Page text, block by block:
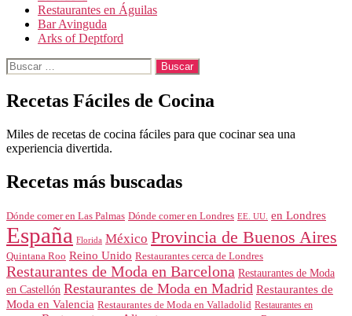
Restaurantes en Águilas
Bar Avinguda
Arks of Deptford
Buscar:
Recetas Fáciles de Cocina
Miles de recetas de cocina fáciles para que cocinar sea una
experiencia divertida.
Recetas más buscadas
Dónde comer en Las Palmas Dónde comer en Londres EE. UU. en Londres
España Florida México Provincia de Buenos Aires
Quintana Roo Reino Unido Restaurantes cerca de Londres
Restaurantes de Moda en Barcelona Restaurantes de Moda
en Castellón Restaurantes de Moda en Madrid Restaurantes de
Moda en Valencia Restaurantes de Moda en Valladolid Restaurantes en